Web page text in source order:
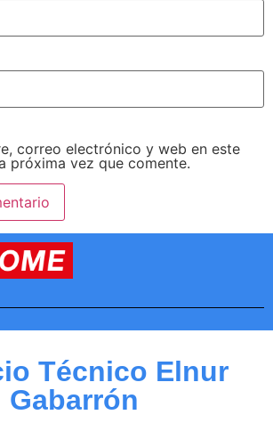
correo electrónico y web en este
próxima vez que comente.
Técnico Elnur
Gabarrón